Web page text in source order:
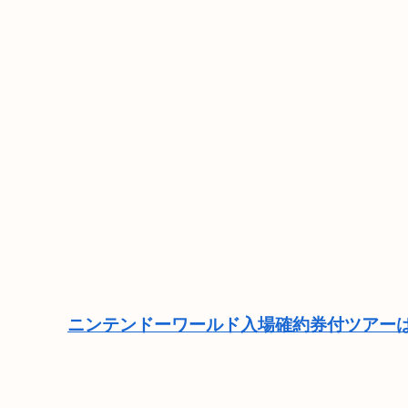
ニンテンドーワールド入場確約券付ツアー